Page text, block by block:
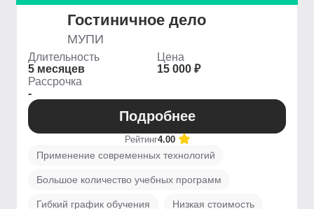
Гостиничное дело
МУПИ
Длительность
5 месяцев
Цена
15 000 ₽
Рассрочка
-
Подробнее
Рейтинг4.00
Применение современных технологий
Большое количество учебных программ
Гибкий график обучения Низкая стоимость